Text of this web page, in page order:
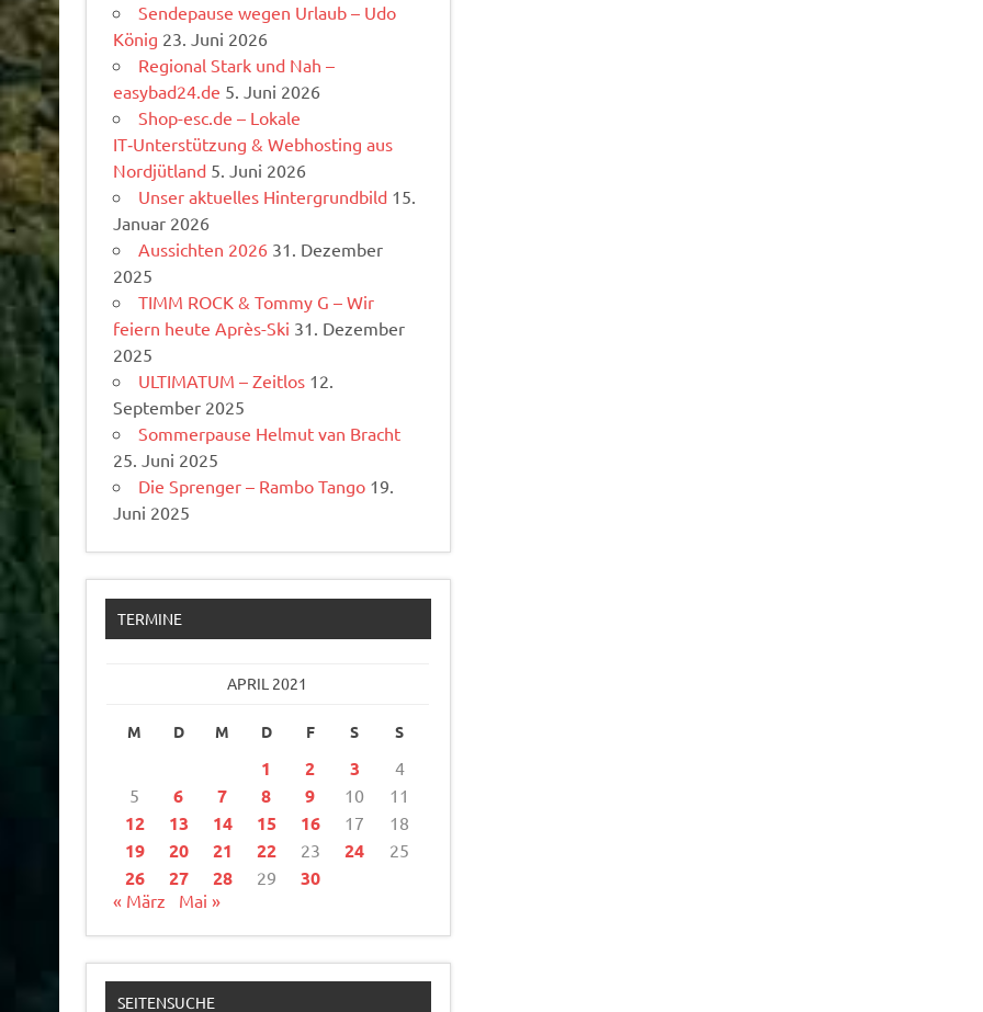
Sendepause wegen Urlaub – Udo
König 23. Juni 2026
Regional Stark und Nah –
easybad24.de 5. Juni 2026
Shop-esc.de – Lokale
IT‑Unterstützung & Webhosting aus
Nordjütland 5. Juni 2026
Unser aktuelles Hintergrundbild 15.
Januar 2026
Aussichten 2026 31. Dezember
2025
TIMM ROCK & Tommy G – Wir
feiern heute Après-Ski 31. Dezember
2025
ULTIMATUM – Zeitlos 12.
September 2025
Sommerpause Helmut van Bracht
25. Juni 2025
Die Sprenger – Rambo Tango 19.
Juni 2025
TERMINE
APRIL 2021
M D M D F S S
1 2 3
4
5
6 7 8 9 10 11
12 13 14 15 16 17 18
19 20 21 22 23 24 25
26 27 28 29 30
« März Mai »
SEITENSUCHE